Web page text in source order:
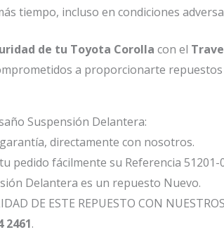
tiempo, incluso en condiciones
de tu Toyota Corolla con el
a proporcionarte
Suspensión Delantera:
directamente con nosotros.
pedido fácilmente su Referencia 51201-
Delantera es un repuesto Nuevo.
DE ESTE REPUESTO CON
2461.